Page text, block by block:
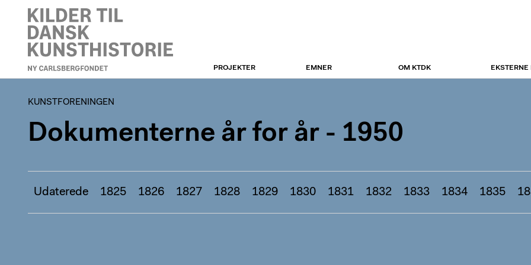
KUNSTFORENINGEN
PROJEKTER EMNER OM KTDK EKSTERNE
KUNSTFORENINGEN
Dokumenterne år for år - 1950
Udaterede 1825 1826 1827 1828 1829 1830 1831 1832 1833 1834 1835